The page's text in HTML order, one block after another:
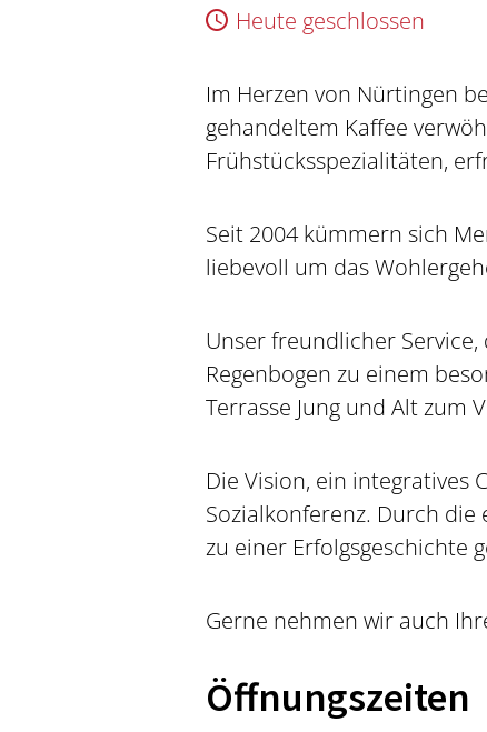
Heute geschlossen
Im Herzen von Nürtingen
gehandeltem Kaffee
Frühstücksspezialitäten,
Seit 2004 kümmern sich
liebevoll um das
Unser freundlicher
Regenbogen zu einem
Terrasse Jung und Alt zum
Die Vision, ein integratives
Sozialkonferenz. Durch
zu einer Erfolgsgeschichte
Gerne nehmen wir auch
Öffnungszeiten